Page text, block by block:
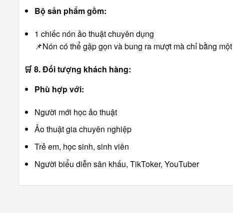
Bộ sản phẩm gồm:
1 chiếc nón ảo thuật chuyên dụng
📌Nón có thể gập gọn và bung ra mượt mà chỉ bằng
🛒8. Đối tượng khách hàng:
Phù hợp với:
Người mới học ảo thuật
Ảo thuật gia chuyên nghiệp
Trẻ em, học sinh, sinh viên
Người biểu diễn sân khấu, TikToker, YouTuber